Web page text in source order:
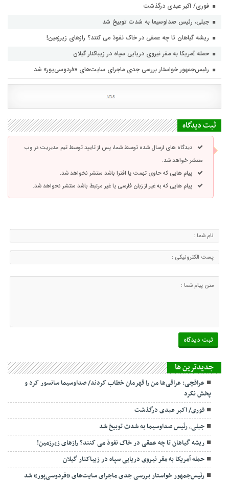
فوری/ اکبر عبدی درگذشت
جبلی، رئیس صداوسیما به شدت توبیخ شد
ریشه گیاهان تا چه عمقی در خاک نفوذ می کنند؟ رازهای زیرزمین!
حمله آمریکا به مقر نیروی دریایی سپاه در زیباکنار گیلان
رئیس‌جمهور خواستار بررسی جدی ماجرای سایت‌های «فردوسی‌پور» شد
ثبت دیدگاه
دیدگاه های ارسال شده توسط شما، پس از تایید توسط تیم مدیریت در وب
منتشر خواهد شد.
پیام هایی که حاوی تهمت یا افترا باشد منتشر نخواهد شد.
پیام هایی که به غیر از زبان فارسی یا غیر مرتبط باشد منتشر نخواهد شد.
جديدترين ها
عراقچی: عراقی‌ها من را قهرمان خطاب کردند/ صداوسیما سانسور کرد و
پخش نکرد
فوری/ اکبر عبدی درگذشت
جبلی، رئیس صداوسیما به شدت توبیخ شد
ریشه گیاهان تا چه عمقی در خاک نفوذ می کنند؟ رازهای زیرزمین!
حمله آمریکا به مقر نیروی دریایی سپاه در زیباکنار گیلان
رئیس‌جمهور خواستار بررسی جدی ماجرای سایت‌های «فردوسی‌پور» شد